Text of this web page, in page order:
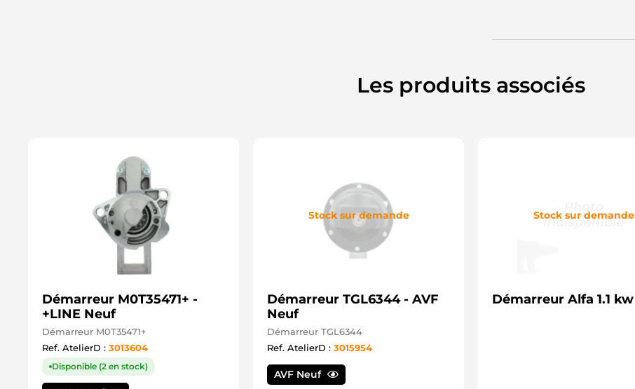
Les produits associés
Démarreur M0T35471+ -
+LINE Neuf
Démarreur M0T35471+
Ref. AtelierD : 3013604
Disponible (2 en stock)
Stock sur demande
Démarreur TGL6344 - AVF
Neuf
Démarreur TGL6344
Ref. AtelierD : 3015954
AVF Neuf
Stock sur demande
Démarreur Alfa 1.1 kw